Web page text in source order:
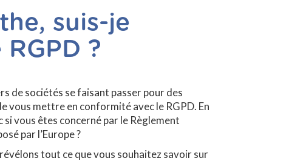
suis-je
?
de sociétés se faisant passer pour des
vous mettre en conformité avec le RGPD. En
vous êtes concerné par le Règlement
par l’Europe ?
tout ce que vous souhaitez savoir sur